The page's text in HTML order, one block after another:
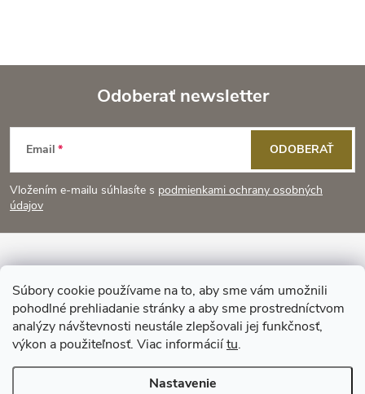
Súbory cookie používame na to, aby sme vám umožnili
pohodlné prehliadanie stránky a aby sme prostredníctvom
analýzy návštevnosti neustále zlepšovali jej funkčnosť,
výkon a použiteľnosť. Viac informáciítu.
Nastavenie
Z
á
p
ä
e
Odoberať newsletter
Email
Vložením e-mailu súhlasíte s podmienkami ochrany osobných
údajov
ODOBERAŤ
Informácie pre vás
Prijímame online platby